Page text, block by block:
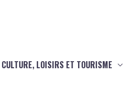
CULTURE, LOISIRS ET TOURISME